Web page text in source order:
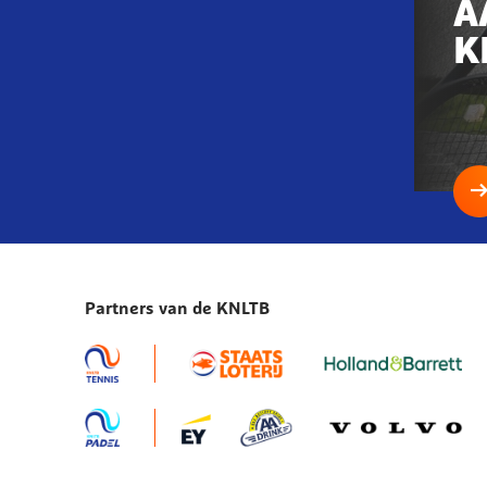
aan
deze
Partners van de KNLTB